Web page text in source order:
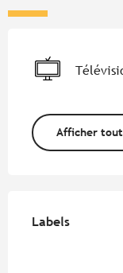
Afficher
Labels
Labels